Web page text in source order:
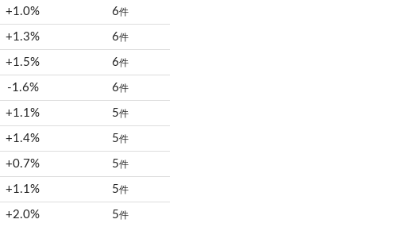
+1.0% 6件
+1.3% 6件
+1.5% 6件
-1.6% 6件
+1.1% 5件
+1.4% 5件
+0.7% 5件
+1.1% 5件
+2.0% 5件